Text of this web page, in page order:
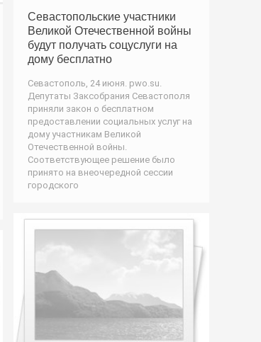
Севастопольские участники
Великой Отечественной войны
будут получать соцуслуги на
дому бесплатно
Севастополь, 24 июня. pwo.su.
Депутаты Заксобрания Севастополя
приняли закон о бесплатном
предоставлении социальных услуг на
дому участникам Великой
Отечественной войны.
Соответствующее решение было
принято на внеочередной сессии
городского